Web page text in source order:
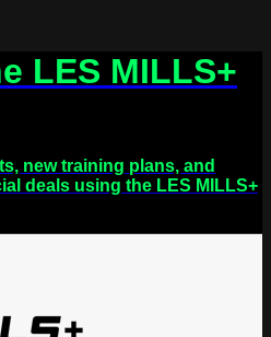
LES MILLS+
new training plans, and
deals using the LES MILLS+